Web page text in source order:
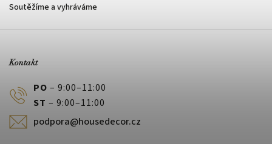
Soutěžíme a vyhráváme
Kontakt
PO – 9:00–11:00
ST – 9:00–11:00
podpora@housedecor.cz